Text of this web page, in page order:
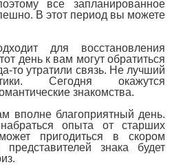
все запланированное
В этот период вы можете
для восстановления
день к вам могут обратиться
то утратили связь. Не лучший
Сегодня окажутся
знакомства.
вполне благоприятный день.
опыта от старших
пригодиться в скором
знака будет